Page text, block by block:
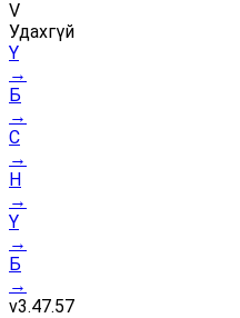
V
Удахгүй
Ү
→
Б
→
С
→
Н
→
Ү
→
Б
→
v3.47.57